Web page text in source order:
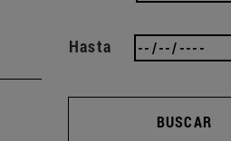
Hasta
BUSCAR